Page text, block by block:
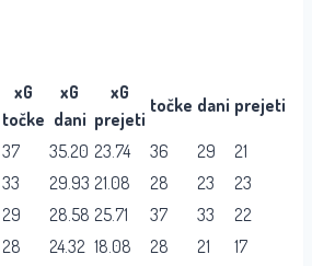
xG
točke
xG
dani
xG
prejeti
točke dani prejeti
37 35.20 23.74 36 29
21
33 29.93 21.08 28 23
23
29 28.58 25.71 37 33
22
28 24.32 18.08 28 21
17